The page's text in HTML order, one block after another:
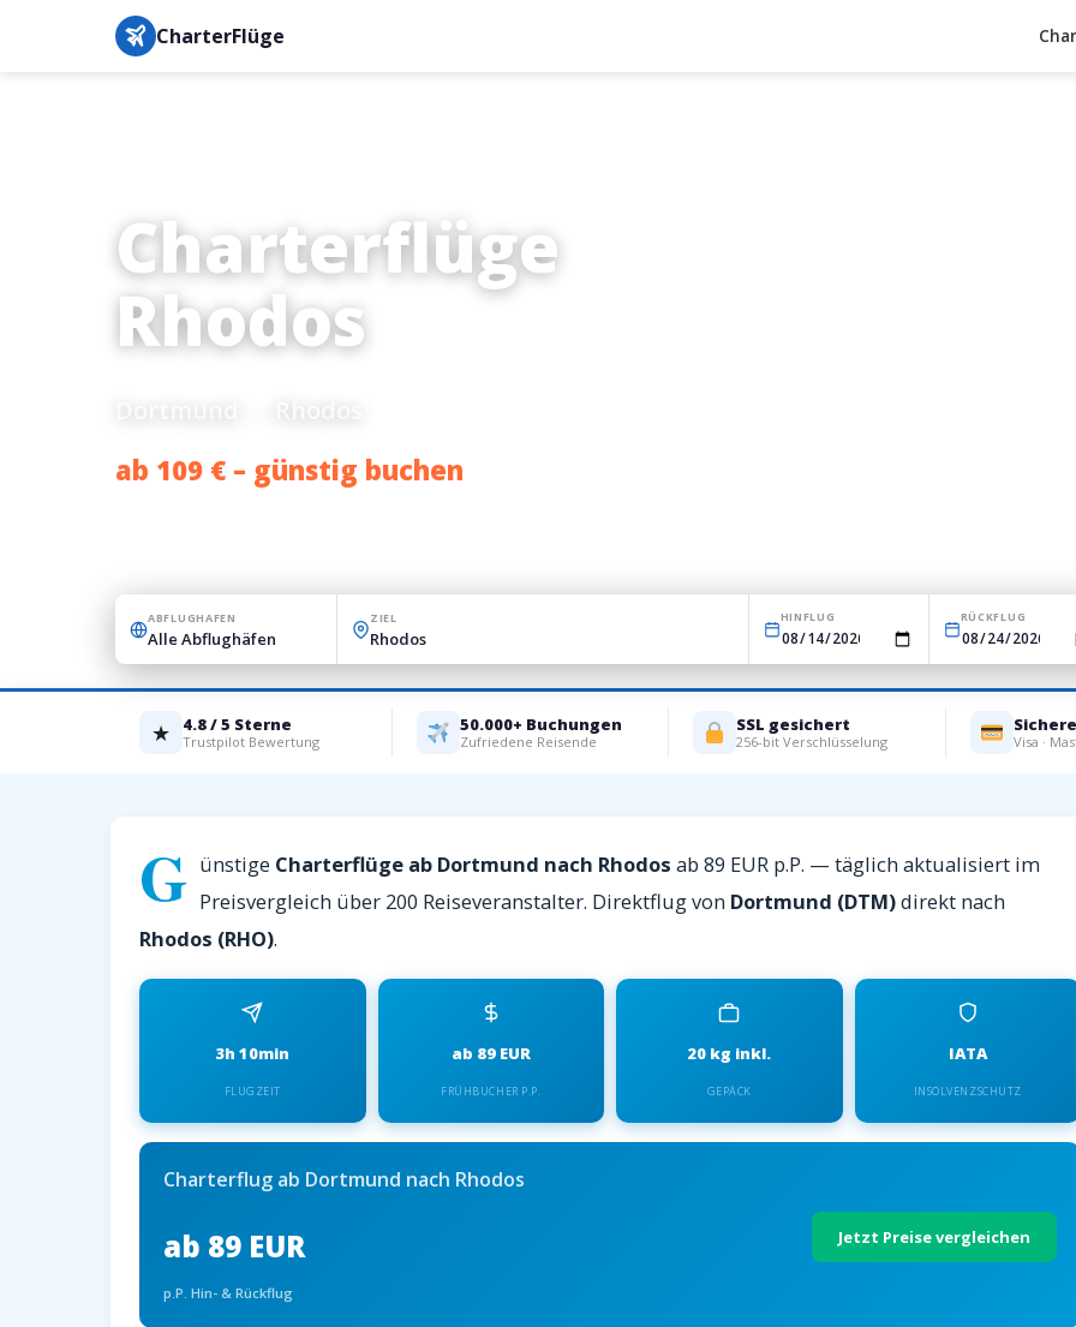
CharterFlüge
Charterflüge
Rhodos
ab 109 € – günstig buchen
ABFLUGHAFEN ZIEL HINFLUG RÜCKFLUG
★ 4.8 / 5 Sterne
Trustpilot Bewertung
50.000+ Buchungen
Zufriedene Reisende
SSL gesichert
256-bit Verschlüsselung Visa ·
G ünstige Charterflüge ab Dortmund nach Rhodos ab 89 EUR p.P. — täglich aktualisiert im
Preisvergleich über 200 Reiseveranstalter. Direktflug von Dortmund (DTM)direkt nach
Rhodos (RHO).
3h 10min
FLUGZEIT
ab 89 EUR
FRÜHBUCHER P.P.
20 kg inkl.
GEPÄCK
IATA
INSOLVENZSCHUTZ
Charterflug ab Dortmund nach Rhodos
ab 89 EUR
p.P. Hin- & Rückflug
Jetzt Preise vergleichen